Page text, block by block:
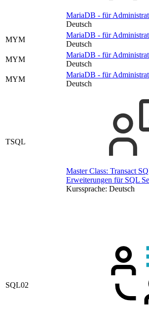
MariaDB - für
Deutsch
MYM
MariaDB - für
Deutsch
MYM
MariaDB - für
Deutsch
MYM
MariaDB - für
Deutsch
TSQL
Master Class: Transact
Erweiterungen für SQL
Kurssprache: Deutsch
SQL02